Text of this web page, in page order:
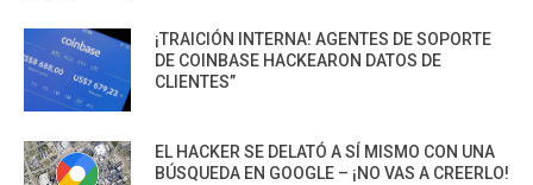
¡TRAICIÓN INTERNA! AGENTES DE SOPORTE
DE COINBASE HACKEARON DATOS DE
CLIENTES”
EL HACKER SE DELATÓ A SÍ MISMO CON UNA
BÚSQUEDA EN GOOGLE – ¡NO VAS A CREERLO!